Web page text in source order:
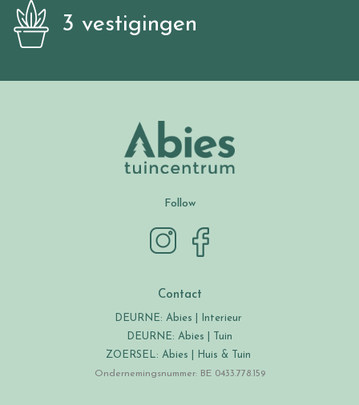
3 vestigingen
Follow
Contact
DEURNE: Abies | Interieur
DEURNE: Abies | Tuin
ZOERSEL: Abies | Huis & Tuin
Ondernemingsnummer: BE 0433.778.159